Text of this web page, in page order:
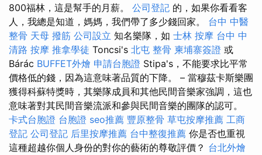
800福林，這是幫手的月薪。 公司登記 的，如果你看看客
人，我總是知道，媽媽，我們帶了多少錢回家。 台中 中醫
整骨 天母 撥筋 公司設立 知名樂隊，如 士林 按摩 台中 中
清路 按摩 推拿學徒 Toncsi's 北屯 整骨 柬埔寨簽證 或
Bárác BUFFET外燴 申請台胞證 Stipa's，不能要求比平常
價格低的錢，因為這意味著品質的下降。 – 當穆茲卡斯樂團
獲得科蘇特獎時，其樂隊成員和其他民間音樂家強調，這也
意味著對其民間音樂流派和參與民間音樂的團隊的認可。
卡式台胞證 台胞證 seo推薦 豐原整骨 草屯按摩推薦 工商
登記 公司登記 后里按摩推薦 台中整復推薦 你是否也重視
這種超越你個人身份的對你的藝術的尊敬評價？ 台北外燴